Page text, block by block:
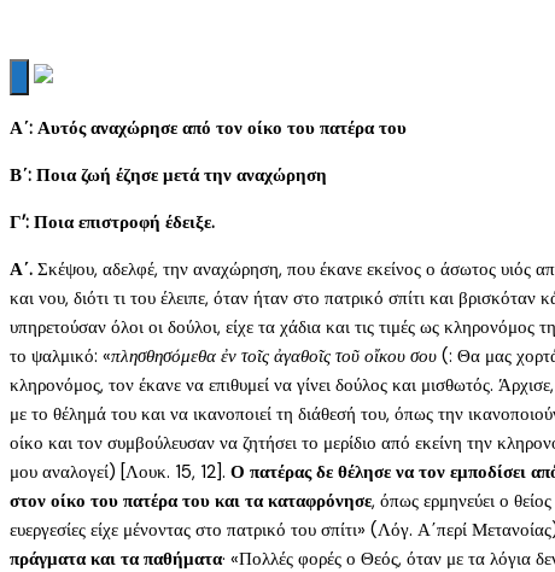
Α΄: Αυτός αναχώρησε από τον οίκο του πατέρα του
Β΄: Ποια ζωή έζησε μετά την αναχώρηση
Γ’: Ποια επιστροφή έδειξε.
Α΄. Σκέψου, αδελφέ, την αναχώρηση, που έκανε εκείνος ο άσωτος υιός
και νου, διότι τι του έλειπε, όταν ήταν στο πατρικό σπίτι και
υπηρετούσαν όλοι οι δούλοι, είχε τα χάδια και τις τιμές ως
το ψαλμικό: «πλησθησόμεθα ἐν τοῖς ἀγαθοῖς τοῦ οἴκου σου (: Θα μας
κληρονόμος, τον έκανε να επιθυμεί να γίνει δούλος και μισθωτός.
με το θέλημά του και να ικανοποιεί τη διάθεσή του, όπως την
οίκο και τον συμβούλευσαν να ζητήσει το μερίδιο από εκείνη την
μου αναλογεί) [Λουκ. 15, 12]. Ο πατέρας δε θέλησε να τον εμποδίσει
στον οίκο του πατέρα του και τα καταφρόνησε, όπως ερμηνεύει ο
ευεργεσίες είχε μένοντας στο πατρικό του σπίτι» (Λόγ. Α΄περί
πράγματα και τα παθήματα· «Πολλές φορές ο Θεός, όταν με τα λόγια